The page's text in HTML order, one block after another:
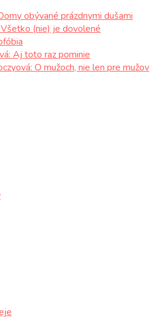
obývané prázdnymi dušami
(nie) je dovolené
Aj toto raz pominie
O mužoch, nie len pre mužov